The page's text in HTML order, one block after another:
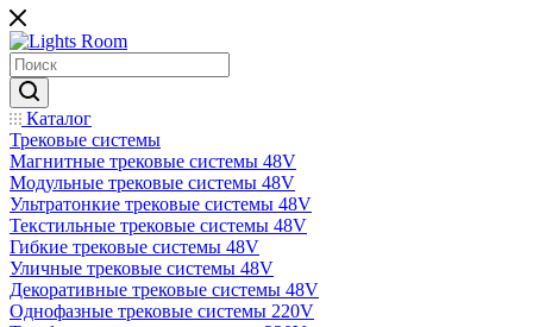
Каталог
Трековые системы
Магнитные трековые системы 48V
Модульные трековые системы 48V
Ультратонкие трековые системы 48V
Текстильные трековые системы 48V
Гибкие трековые системы 48V
Уличные трековые системы 48V
Декоративные трековые системы 48V
Однофазные трековые системы 220V